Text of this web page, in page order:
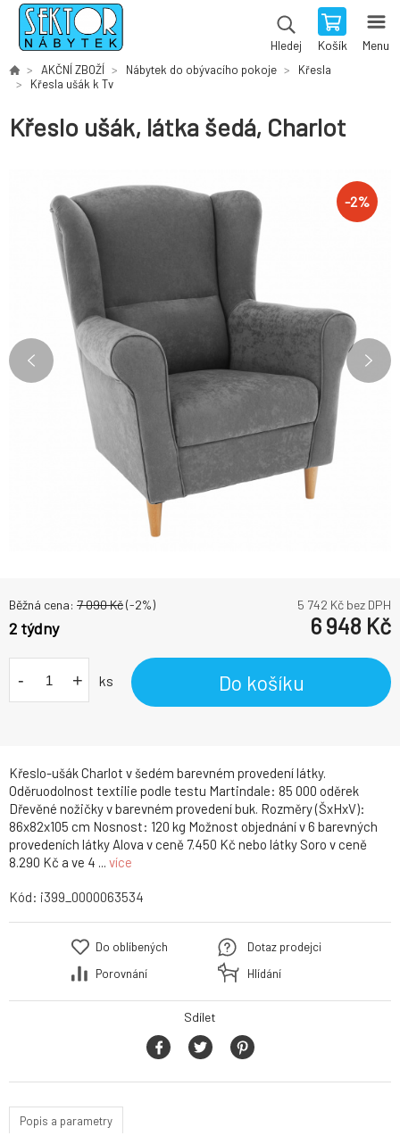
Hledej Košík Menu
AKČNÍ ZBOŽÍ Nábytek do obývacího pokoje
Křesla
Křesla ušák k Tv
Křeslo ušák, látka šedá, Charlot
-2%
Křeslo-ušák Charlot v šedém barevném provedení látky.
Oděruodolnost textilie podle testu Martindale: 85 000 oděrek
Dřevěné nožičky v barevném provedení buk. Rozměry (ŠxHxV):
86x82x105 cm Nosnost: 120 kg Možnost objednání v 6 barevných
provedeních látky Alova v ceně 7.450 Kč nebo látky Soro v ceně
8.290 Kč a ve 4 ... více
Běžná cena: 7 090Kč(-2%) 5 742 Kč bez DPH
2 týdny 6 948 Kč
- + ks Do košíku
Kód: i399_0000063534
Do oblíbených
Porovnání
Dotaz prodejci
Hlídání
Sdílet
Popis a parametry